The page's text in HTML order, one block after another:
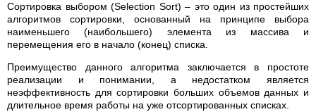
Сортировка выбором (Selection Sort) – это один из простейших
алгоритмов сортировки, основанный на принципе выбора
наименьшего (наибольшего) элемента из массива и
перемещения его в начало (конец) списка.
Преимущество данного алгоритма заключается в простоте
реализации и понимании, а недостатком является
неэффективность для сортировки больших объемов данных и
длительное время работы на уже отсортированных списках.